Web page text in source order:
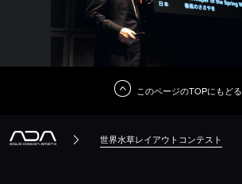
このページのTOPにもどる
世界水草レイアウトコンテスト